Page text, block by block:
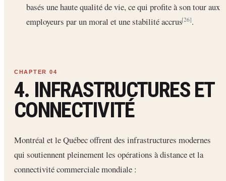
basés une haute qualité de vie, ce qui profite à son tour aux
employeurs par un moral et une stabilité accrus[26].
4. INFRASTRUCTURES ET
CONNECTIVITÉ
Montréal et le Québec offrent des infrastructures modernes
qui soutiennent pleinement les opérations à distance et la
connectivité commerciale mondiale :